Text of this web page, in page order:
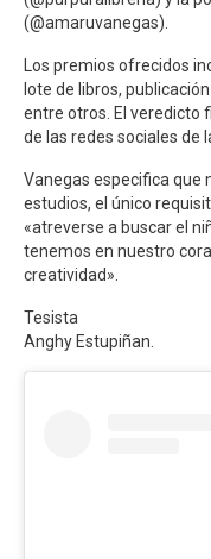
(@amaruvanegas).
Los premios ofrecidos
lote de libros,
entre otros. El veredicto
de las redes sociales de
Vanegas especifica que
estudios, el único
«atreverse a buscar el
tenemos en nuestro
creatividad».
Tesista
Anghy Estupiñan.